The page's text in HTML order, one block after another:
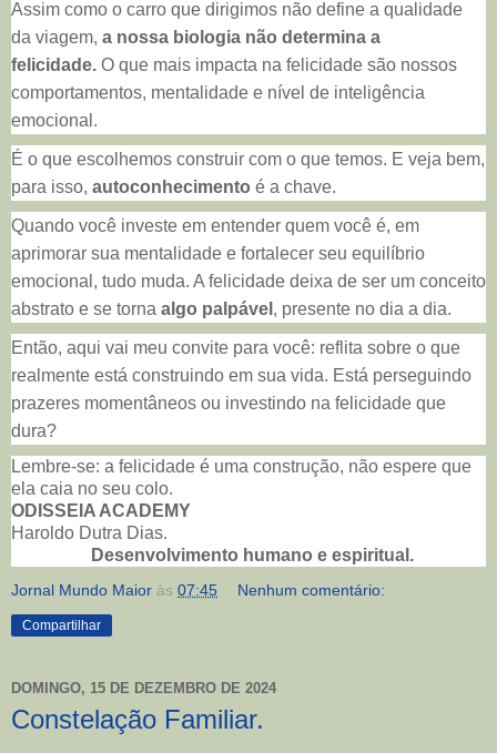
Assim como o carro que dirigimos não define a qualidade
da viagem, a nossa biologia não determina a
felicidade. O que mais impacta na felicidade são nossos
comportamentos, mentalidade e nível de inteligência
emocional.
É o que escolhemos construir com o que temos. E veja bem,
para isso, autoconhecimento é a chave.
Quando você investe em entender quem você é, em
aprimorar sua mentalidade e fortalecer seu equilíbrio
emocional, tudo muda. A felicidade deixa de ser um conceito
abstrato e se torna algo palpável , presente no dia a dia.
Então, aqui vai meu convite para você: reflita sobre o que
realmente está construindo em sua vida. Está perseguindo
prazeres momentâneos ou investindo na felicidade que
dura?
Lembre-se: a felicidade é uma construção, não espere que
ela caia no seu colo.
ODISSEIA ACADEMY
Haroldo Dutra Dias.
Desenvolvimento humano e espiritual.
Jornal Mundo Maior às 07:45 Nenhum comentário:
Compartilhar
DOMINGO, 15 DE DEZEMBRO DE 2024
Constelação Familiar.